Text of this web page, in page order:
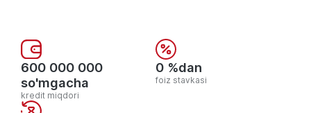
600 000 000
so'mgacha
kredit miqdori
0 %dan
foiz stavkasi